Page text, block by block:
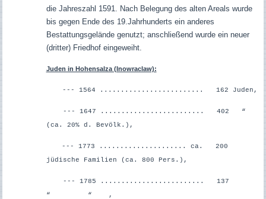
die Jahreszahl 1591. Nach Belegung des alten Areals wurde
bis gegen Ende des 19.Jahrhunderts ein anderes
Bestattungsgelände genutzt; anschließend wurde ein neuer
(dritter) Friedhof eingeweiht.
Juden in Hohensalza (Inowraclaw):
--- 1564 ......................... 162 Juden,
--- 1647 ......................... 402 “
(ca. 20% d. Bevölk.),
--- 1773 ..................... ca. 200
jüdische Familien (ca. 800 Pers.),
--- 1785 ......................... 137
“ “ ,